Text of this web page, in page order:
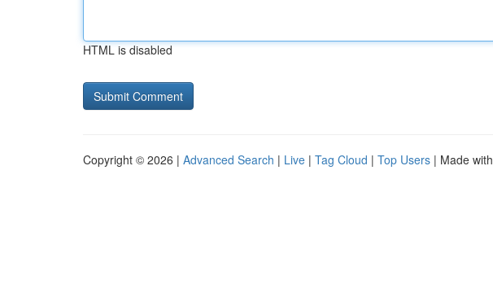
HTML is disabled
Copyright © 2026 | Advanced Search | Live | Tag Cloud | Top Users | Made with